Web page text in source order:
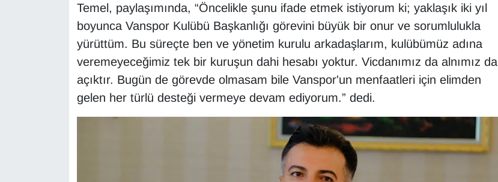
Temel, paylaşımında, “Öncelikle şunu ifade etmek istiyorum ki; yaklaşık iki yıl
boyunca Vanspor Kulübü Başkanlığı görevini büyük bir onur ve sorumlulukla
yürüttüm. Bu süreçte ben ve yönetim kurulu arkadaşlarım, kulübümüz adına
veremeyeceğimiz tek bir kuruşun dahi hesabı yoktur. Vicdanımız da alnımız da
açıktır. Bugün de görevde olmasam bile Vanspor'un menfaatleri için elimden
gelen her türlü desteği vermeye devam ediyorum.” dedi.
MAGAZİN
ONE EKONOMİ
POLİTİKA